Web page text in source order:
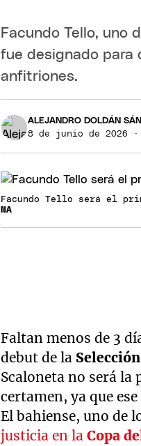
Facundo Tello, uno
fue designado para
anfitriones.
ALEJANDRO DOLDÁN
8 de junio de 2026 ·
Facundo Tello será el
NA
Faltan menos de 3
debut de la
Scaloneta no será la
certamen, ya que
El bahiense, uno de
justicia en laCopa